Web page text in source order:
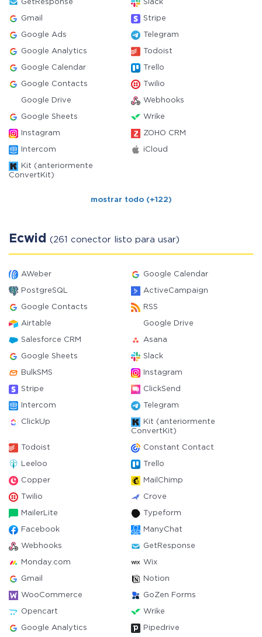
GetResponse Slack
Gmail Stripe
Google Ads Telegram
Google Analytics Todoist
Google Calendar Trello
Google Contacts Twilio
Google Drive Webhooks
Google Sheets Wrike
Instagram ZOHO CRM
Intercom iCloud
Kit (anteriormente
ConvertKit)
mostrar todo (+122)
Ecwid (261 conector listo para usar)
AWeber Google Calendar
PostgreSQL ActiveCampaign
Google Contacts RSS
Airtable Google Drive
Salesforce CRM Asana
Google Sheets Slack
BulkSMS Instagram
Stripe ClickSend
Intercom Telegram
ClickUp
Kit (anteriormente
ConvertKit)
Todoist Constant Contact
Leeloo Trello
Copper MailChimp
Twilio Crove
MailerLite Typeform
Facebook ManyChat
Webhooks GetResponse
Monday.com Wix
Gmail Notion
WooCommerce GoZen Forms
Opencart Wrike
Google Analytics Pipedrive